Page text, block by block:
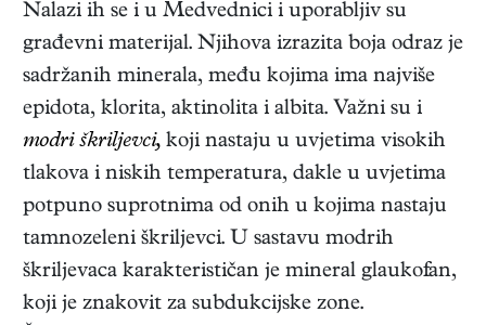
Nalazi ih se i u Medvednici i uporabljiv su
građevni materijal. Njihova izrazita boja odraz je
sadržanih minerala, među kojima ima najviše
epidota, klorita, aktinolita i albita. Važni su i
modri škriljevci, koji nastaju u uvjetima visokih
tlakova i niskih temperatura, dakle u uvjetima
potpuno suprotnima od onih u kojima nastaju
tamnozeleni škriljevci. U sastavu modrih
škriljevaca karakterističan je mineral glaukofan,
koji je znakovit za subdukcijske zone.